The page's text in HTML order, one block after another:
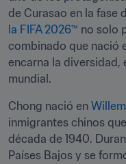
de Curasao en la fase
la FIFA 2026™ no solo
combinado que nació
encarna la diversidad,
mundial.
Chong nació en
inmigrantes chinos
década de 1940.
Países Bajos y se